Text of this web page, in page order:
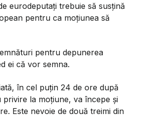
eurodeputați trebuie să susțină
pentru ca moțiunea să
pentru depunerea
ei că vor semna.
în cel puțin 24 de ore după
la moțiune, va începe și
Este nevoie de două treimi din